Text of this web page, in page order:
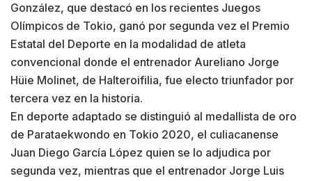
González, que destacó en los recientes Juegos
Olímpicos de Tokio, ganó por segunda vez el Premio
Estatal del Deporte en la modalidad de atleta
convencional donde el entrenador Aureliano Jorge
Hüie Molinet, de Halteroifilia, fue electo triunfador por
tercera vez en la historia.
En deporte adaptado se distinguió al medallista de oro
de Parataekwondo en Tokio 2020, el culiacanense
Juan Diego García López quien se lo adjudica por
segunda vez, mientras que el entrenador Jorge Luis